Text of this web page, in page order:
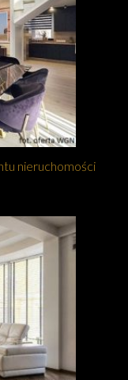
nieruchomości